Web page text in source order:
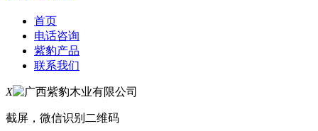
首页
电话咨询
紫豹产品
联系我们
X
截屏，微信识别二维码